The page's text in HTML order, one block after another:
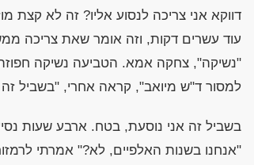
דווקא אני צריכה לנסוע אליו? זה לא קצת
עוד עשרים דקות, וזה אומר שאת צריכה
"נשיקה", צחקה אמא. הטביעה נשיקה
למסור ד"ש מיואב", קראה אחרי, "בשביל
בשביל זה אני נוסעת, בטח. ארבע שעות
"אנחנו בשנות האלפיים, לא?" אמרתי